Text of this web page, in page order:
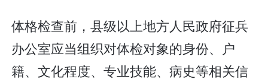
体格检查前，县级以上地方人民政府征兵
办公室应当组织对体检对象的身份、户
籍、文化程度、专业技能、病史等相关信